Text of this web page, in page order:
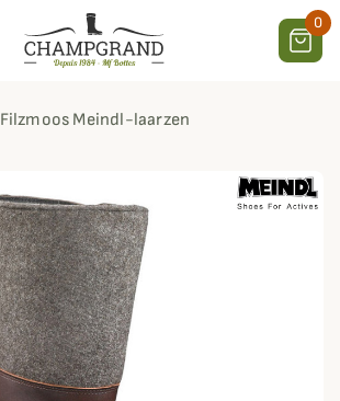
0
Filzmoos Meindl-laarzen